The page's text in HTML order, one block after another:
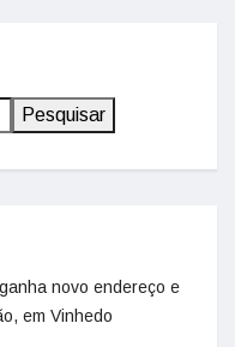
Pesquisar
novo endereço e
em Vinhedo